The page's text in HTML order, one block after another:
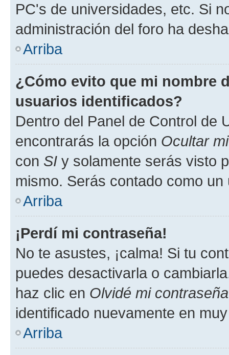
PC's de universidades, etc. Si
administración del foro ha
Arriba
¿Cómo evito que mi nombre
usuarios identificados?
Dentro del Panel de Control de
encontrarás la opción Ocultar
con SI y solamente serás visto
mismo. Serás contado como un
Arriba
¡Perdí mi contraseña!
No te asustes, ¡calma! Si tu
puedes desactivarla o
haz clic en Olvidé mi contraseña
identificado nuevamente en
Arriba